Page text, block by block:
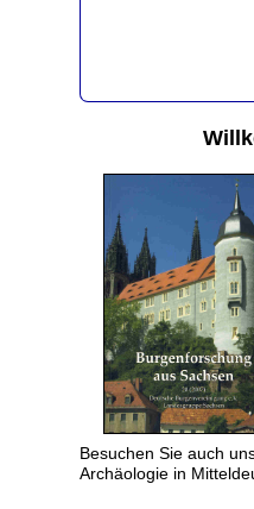
Besuchen Sie auch
Archäologie in